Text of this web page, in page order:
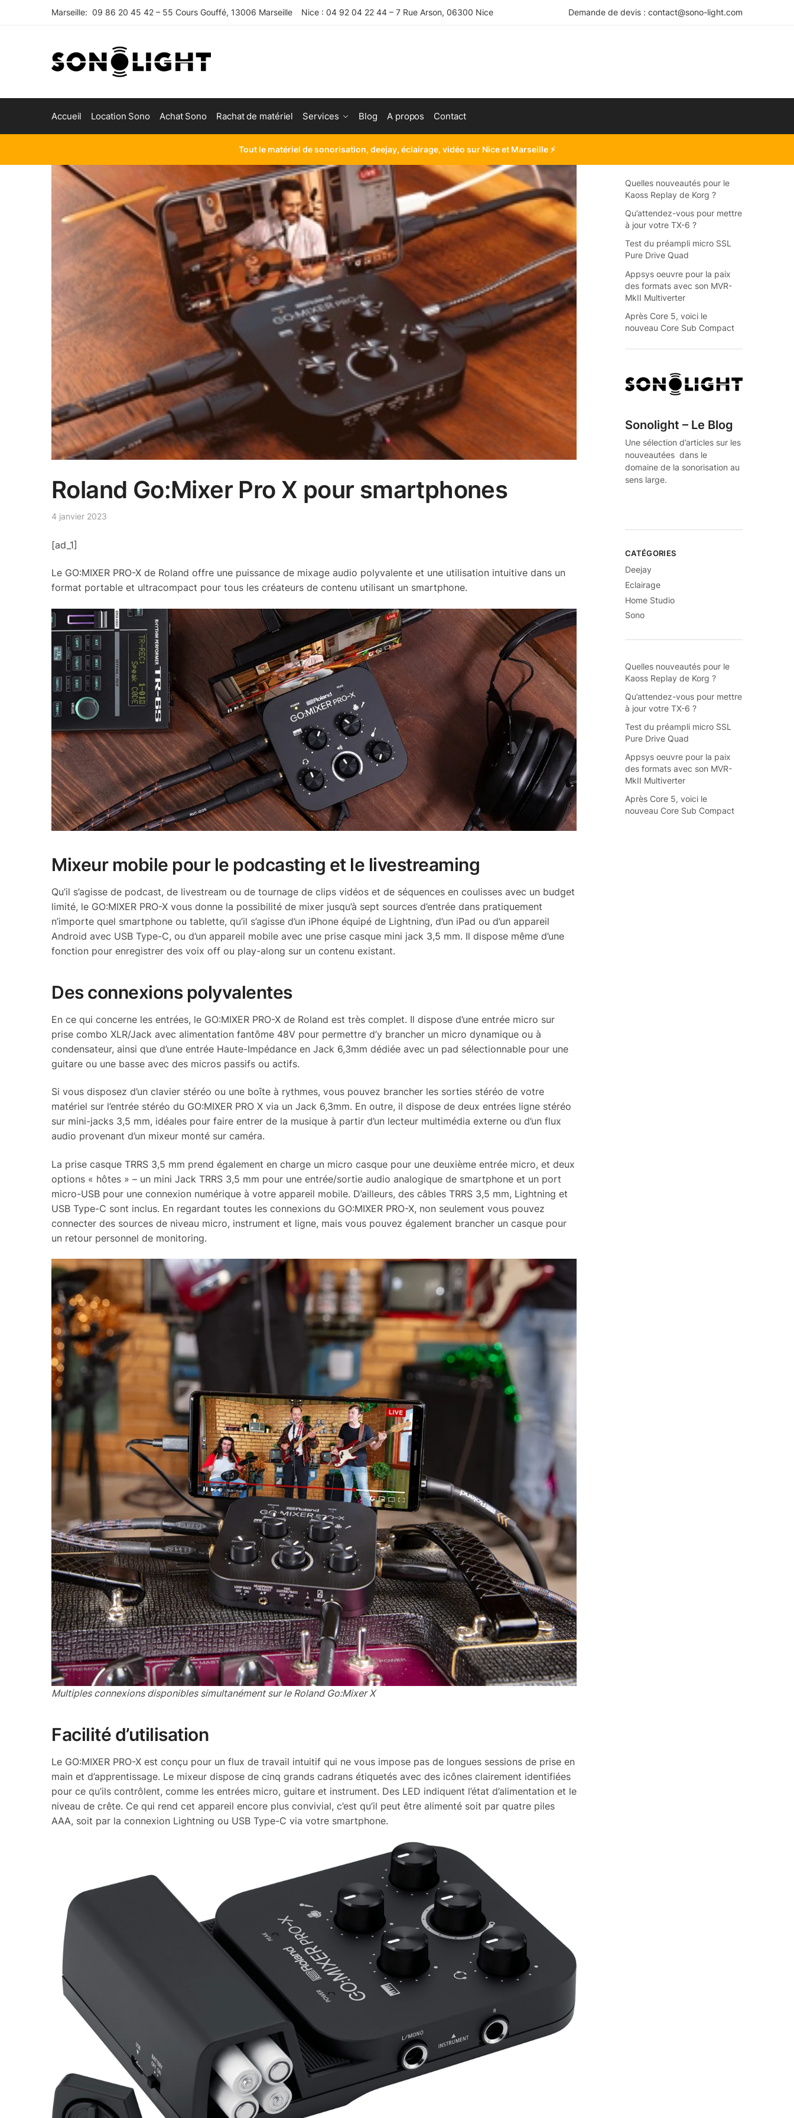
Marseille: 09 86 20 45 42 – 55 Cours Gouffé, 13006 Marseille Nice : 04 92 04 22 44 – 7 Rue Arson, 06300 Nice Demande de devis : contact@sono-light.com
Accueil Location Sono Achat Sono Rachat de matériel Services Blog A propos Contact
Tout le matériel de sonorisation, deejay, éclairage, vidéo sur Nice et Marseille ⚡
Roland Go:Mixer Pro X pour smartphones
4 janvier 2023
[ad_1]
Le GO:MIXER PRO-X de Roland offre une puissance de mixage audio polyvalente et une utilisation intuitive dans un
format portable et ultracompact pour tous les créateurs de contenu utilisant un smartphone.
Mixeur mobile pour le podcasting et le livestreaming
Qu’il s’agisse de podcast, de livestream ou de tournage de clips vidéos et de séquences en coulisses avec un budget
limité, le GO:MIXER PRO-X vous donne la possibilité de mixer jusqu’à sept sources d’entrée dans pratiquement
n’importe quel smartphone ou tablette, qu’il s’agisse d’un iPhone équipé de Lightning, d’un iPad ou d’un appareil
Android avec USB Type-C, ou d’un appareil mobile avec une prise casque mini jack 3,5 mm. Il dispose même d’une
fonction pour enregistrer des voix off ou play-along sur un contenu existant.
Des connexions polyvalentes
En ce qui concerne les entrées, le GO:MIXER PRO-X de Roland est très complet. Il dispose d’une entrée micro sur
prise combo XLR/Jack avec alimentation fantôme 48V pour permettre d’y brancher un micro dynamique ou à
condensateur, ainsi que d’une entrée Haute-Impédance en Jack 6,3mm dédiée avec un pad sélectionnable pour une
guitare ou une basse avec des micros passifs ou actifs.
Si vous disposez d’un clavier stéréo ou une boîte à rythmes, vous pouvez brancher les sorties stéréo de votre
matériel sur l’entrée stéréo du GO:MIXER PRO X via un Jack 6,3mm. En outre, il dispose de deux entrées ligne stéréo
sur mini-jacks 3,5 mm, idéales pour faire entrer de la musique à partir d’un lecteur multimédia externe ou d’un flux
audio provenant d’un mixeur monté sur caméra.
La prise casque TRRS 3,5 mm prend également en charge un micro casque pour une deuxième entrée micro, et deux
options « hôtes » – un mini Jack TRRS 3,5 mm pour une entrée/sortie audio analogique de smartphone et un port
micro-USB pour une connexion numérique à votre appareil mobile. D’ailleurs, des câbles TRRS 3,5 mm, Lightning et
USB Type-C sont inclus. En regardant toutes les connexions du GO:MIXER PRO-X, non seulement vous pouvez
connecter des sources de niveau micro, instrument et ligne, mais vous pouvez également brancher un casque pour
un retour personnel de monitoring.
Multiples connexions disponibles simultanément sur le Roland Go:Mixer X
Facilité d’utilisation
Le GO:MIXER PRO-X est conçu pour un flux de travail intuitif qui ne vous impose pas de longues sessions de prise en
main et d’apprentissage. Le mixeur dispose de cinq grands cadrans étiquetés avec des icônes clairement identifiées
pour ce qu’ils contrôlent, comme les entrées micro, guitare et instrument. Des LED indiquent l’état d’alimentation et le
niveau de crête. Ce qui rend cet appareil encore plus convivial, c’est qu’il peut être alimenté soit par quatre piles
AAA, soit par la connexion Lightning ou USB Type-C via votre smartphone.
Quelles nouveautés pour le
Kaoss Replay de Korg ?
Qu’attendez-vous pour mettre
à jour votre TX-6 ?
Test du préampli micro SSL
Pure Drive Quad
Appsys oeuvre pour la paix
des formats avec son MVR-
MkII Multiverter
Après Core 5, voici le
nouveau Core Sub Compact
Sonolight – Le Blog
Une sélection d’articles sur les
nouveautées dans le
domaine de la sonorisation au
sens large.
CATÉGORIES
Deejay
Eclairage
Home Studio
Sono
Quelles nouveautés pour le
Kaoss Replay de Korg ?
Qu’attendez-vous pour mettre
à jour votre TX-6 ?
Test du préampli micro SSL
Pure Drive Quad
Appsys oeuvre pour la paix
des formats avec son MVR-
MkII Multiverter
Après Core 5, voici le
nouveau Core Sub Compact